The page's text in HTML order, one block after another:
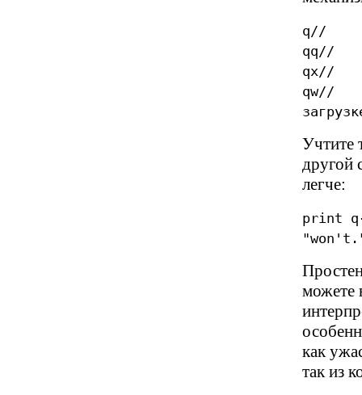
q// #
qq// #
qx// #
qw// #
Учтите
другой
легче:
print
можете
как
так из